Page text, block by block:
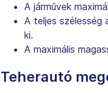
A járművek
A teljes szélesség
ki.
A maximális
Teherautó